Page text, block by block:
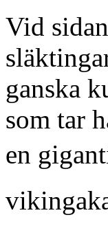
Vid
ganska
som tar
en